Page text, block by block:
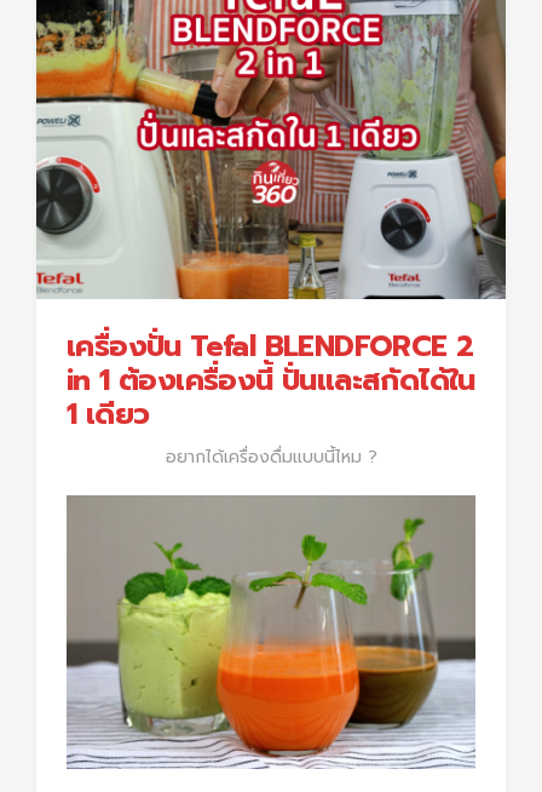
เครื่องปั่น Tefal BLENDFORCE 2
in 1 ต้องเครื่องนี้ ปั่นและสกัดได้ใน
1 เดียว
อยากได้เครื่องดื่มแบบนี้ไหม ?